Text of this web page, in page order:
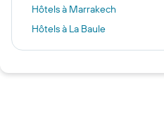
Hôtels à Marrakech
Hôtels à La Baule
Hôtels à Lisbonne